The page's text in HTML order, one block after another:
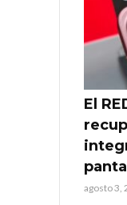
El
agosto 3,